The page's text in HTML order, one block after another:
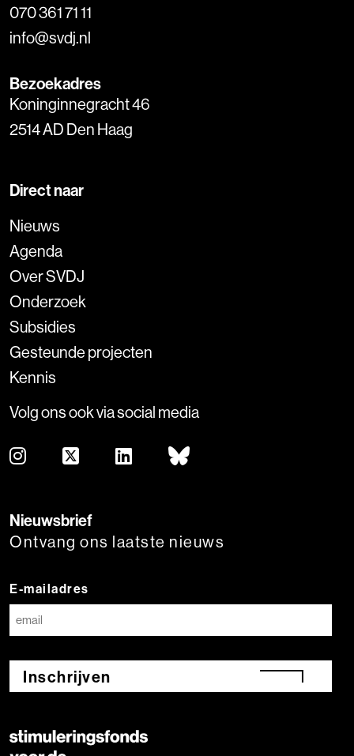
070 361 71 11
info@svdj.nl
Bezoekadres
Koninginnegracht 46
2514 AD Den Haag
Direct naar
Nieuws
Agenda
Over SVDJ
Onderzoek
Subsidies
Gesteunde projecten
Kennis
Volg ons ook via social media
Nieuwsbrief
Ontvang ons laatste nieuws
E-mailadres
Inschrijven